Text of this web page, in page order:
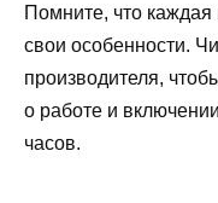
Помните, что
свои особенности.
производителя,
о работе и
часов.